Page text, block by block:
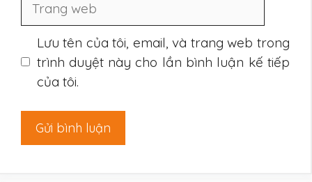
Lưu tên của tôi, email, và trang web trong
trình duyệt này cho lần bình luận kế tiếp
của tôi.